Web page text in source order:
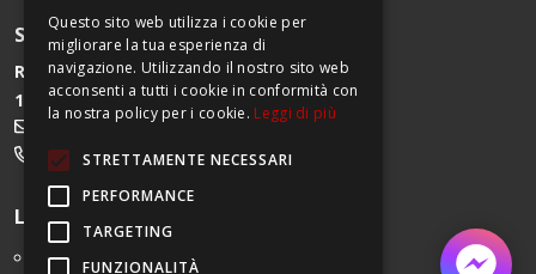
SERVIZIO CLIENTI
Route de Begnins 27
1196 Gland
service@bodybest.ch
022 552 00 90
Link utili
Impressum
ITALIAN
FRENCH
Questo sito web utilizza i cookie per
migliorare la tua esperienza di
navigazione. Utilizzando il nostro sito web
acconsenti a tutti i cookie in conformità con
la nostra policy per i cookie. Leggi di più
STRETTAMENTE NECESSARI
PERFORMANCE
TARGETING
FUNZIONALITÀ